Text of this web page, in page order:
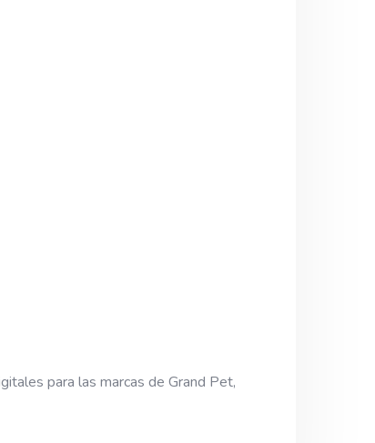
para las marcas de Grand Pet,